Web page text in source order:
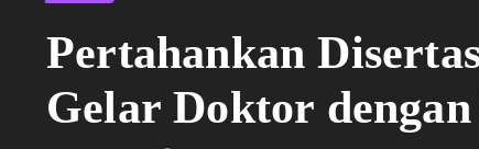
Pertahankan
Gelar Doktor